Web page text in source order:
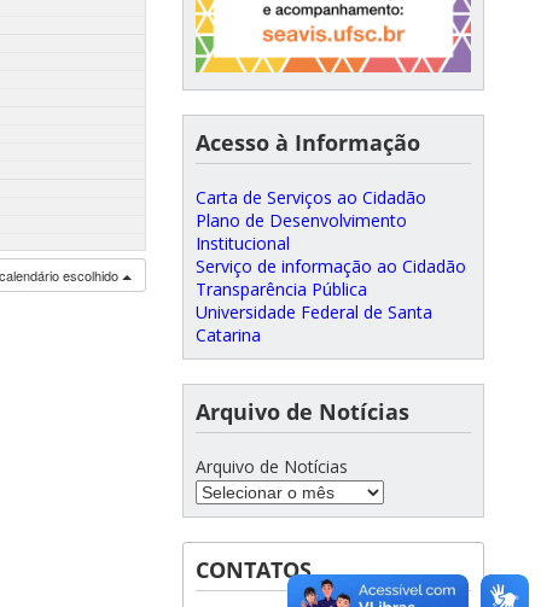
escolhido
Acesso à Informação
Carta de Serviços ao Cidadão
Plano de Desenvolvimento
Institucional
Serviço de informação ao Cidadão
Transparência Pública
Universidade Federal de Santa
Catarina
Arquivo de Notícias
Arquivo de Notícias
CONTATOS